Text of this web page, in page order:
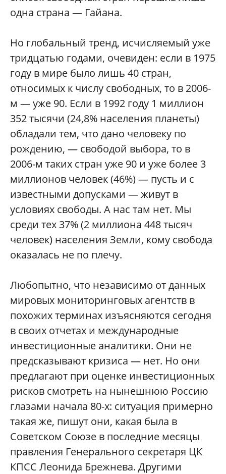
одна страна — Гайана.
Но глобальный тренд, исчисляемый уже
тридцатью годами, очевиден: если в 1975
году в мире было лишь 40 стран,
относимых к числу свободных, то в 2006-
м — уже 90. Если в 1992 году 1 миллион
352 тысячи (24,8% населения планеты)
обладали тем, что дано человеку по
рождению, — свободой выбора, то в
2006-м таких стран уже 90 и уже более 3
миллионов человек (46%) — пусть и с
известными допусками — живут в
условиях свободы. А нас там нет. Мы
среди тех 37% (2 миллиона 448 тысяч
человек) населения Земли, кому свобода
оказалась не по плечу.
Любопытно, что независимо от данных
мировых мониторинговых агентств в
похожих терминах изъясняются сегодня
в своих отчетах и международные
инвестиционные аналитики. Они не
предсказывают кризиса — нет. Но они
предлагают при оценке инвестиционных
рисков смотреть на нынешнюю Россию
глазами начала 80-х: ситуация примерно
такая же, пишут они, какая была в
Советском Союзе в последние месяцы
правления Генерального секретаря ЦК
КПСС Леонида Брежнева. Другими